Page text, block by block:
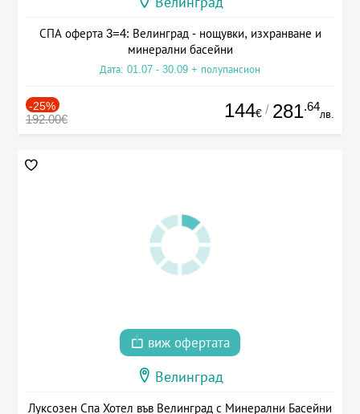
СПА оферта 3=4: Велинград - нощувки, изхранване и
минерални басейни
Дата: 01.07 - 30.09 + полупансион
-25%
192.00€ 144€ / 281.64
лв.
виж офертата
Велинград
Луксозен Спа Хотел във Велинград с Минерални Басейни